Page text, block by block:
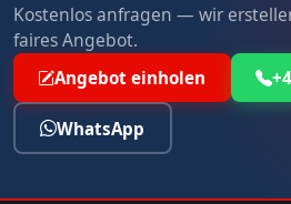
Kostenlos anfragen — wir
faires Angebot.
Angebot einholen
WhatsApp